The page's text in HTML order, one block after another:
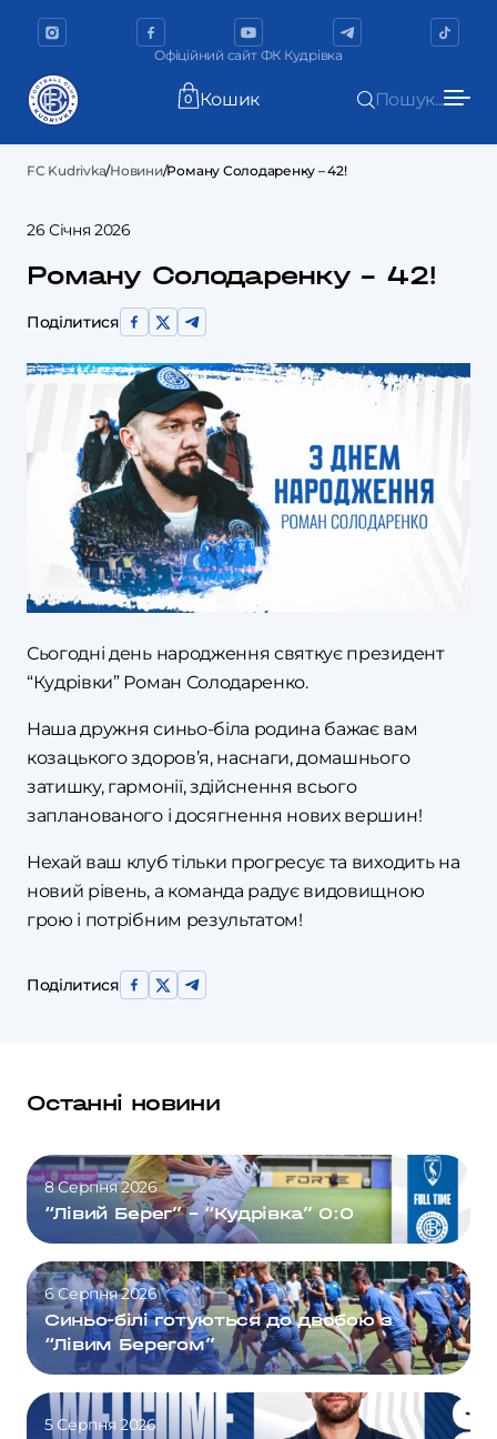
Офіційний сайт ФК Кудрівка
0 Кошик Пошук...
FC Kudrivka/Новини/Роману Солодаренку – 42!
26 Січня 2026
Роману Солодаренку – 42!
Поділитися
Сьогодні день народження святкує президент
“Кудрівки” Роман Солодаренко.
Наша дружня синьо-біла родина бажає вам
козацького здоров’я, наснаги, домашнього
затишку, гармонії, здійснення всього
запланованого і досягнення нових вершин!
Нехай ваш клуб тільки прогресує та виходить на
новий рівень, а команда радує видовищною
грою і потрібним результатом!
Поділитися
Останні новини
8 Серпня 2026
“Лівий Берег” – “Кудрівка” 0:0
6 Серпня 2026
Синьо-білі готуються до двобою з
“Лівим Берегом”
5 Серпня 2026